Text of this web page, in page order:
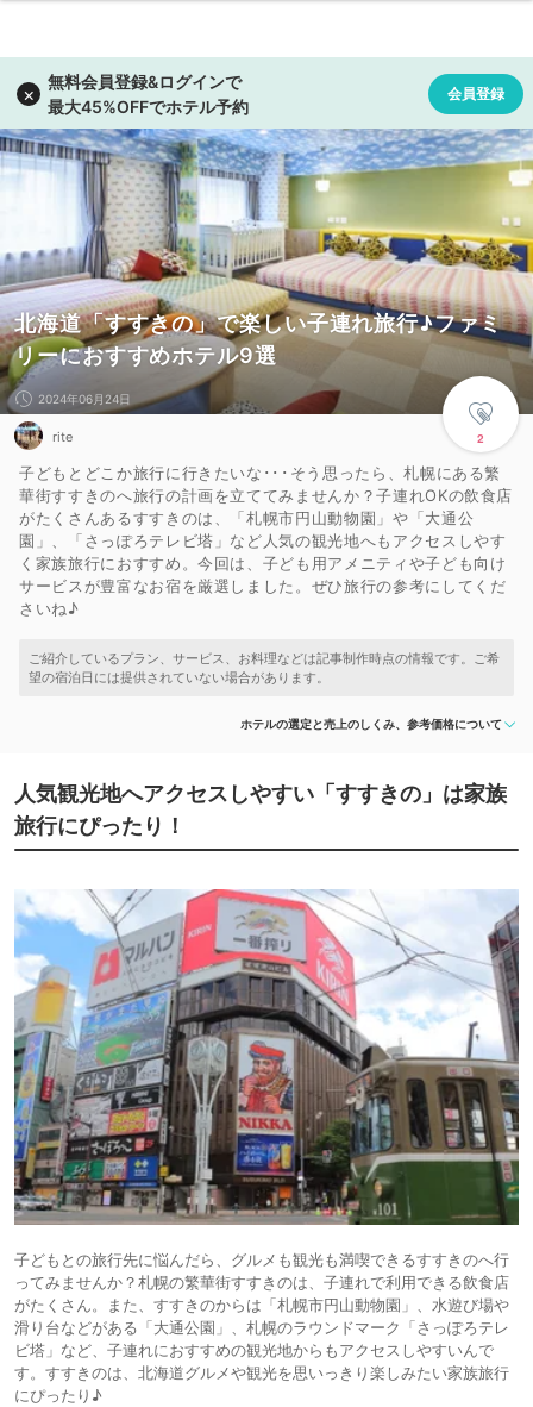
北海道「すすきの」で楽しい子連れ旅行♪ファミ
リーにおすすめホテル9選
2
2024年06月24日
rite
子どもとどこか旅行に行きたいな･･･そう思ったら、札幌にある繁
華街すすきのへ旅行の計画を立ててみませんか？子連れOKの飲食店
がたくさんあるすすきのは、「札幌市円山動物園」や「大通公
園」、「さっぽろテレビ塔」など人気の観光地へもアクセスしやす
く家族旅行におすすめ。今回は、子ども用アメニティや子ども向け
サービスが豊富なお宿を厳選しました。ぜひ旅行の参考にしてくだ
さいね♪
ホテルの選定と売上のしくみ、参考価格について
人気観光地へアクセスしやすい「すすきの」は家族
旅行にぴったり！
子どもとの旅行先に悩んだら、グルメも観光も満喫できるすすきのへ行
ってみませんか？札幌の繁華街すすきのは、子連れで利用できる飲食店
がたくさん。また、すすきのからは「札幌市円山動物園」、水遊び場や
滑り台などがある「大通公園」、札幌のラウンドマーク「さっぽろテレ
ビ塔」など、子連れにおすすめの観光地からもアクセスしやすいんで
す。すすきのは、北海道グルメや観光を思いっきり楽しみたい家族旅行
にぴったり♪